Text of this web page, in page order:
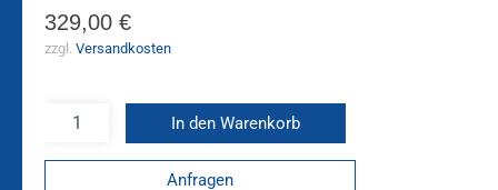
329,00 €
zzgl. Versandkosten
In den Warenkorb
Anfragen